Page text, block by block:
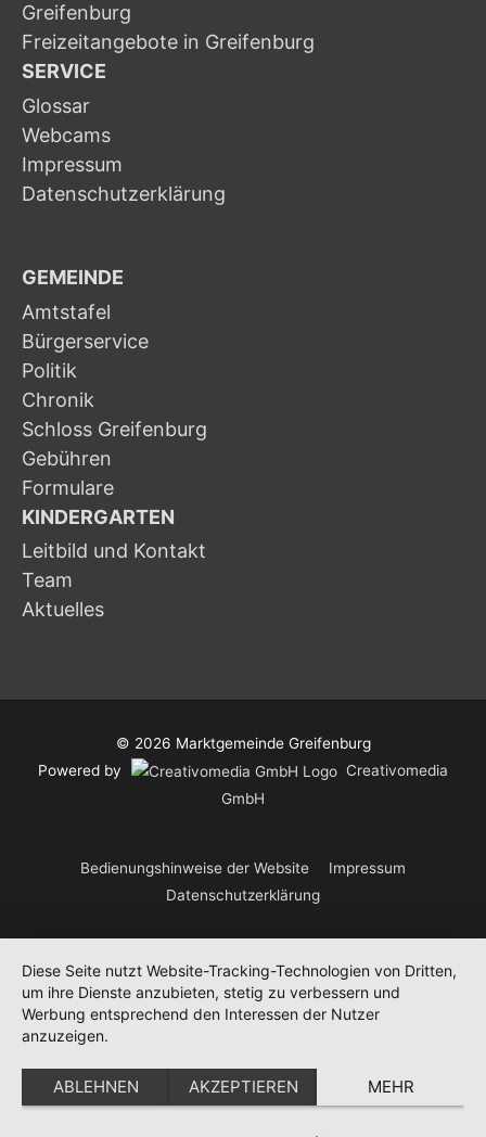
Greifenburg
Freizeitangebote in Greifenburg
SERVICE
Glossar
Webcams
Impressum
Datenschutzerklärung
GEMEINDE
Amtstafel
Bürgerservice
Politik
Chronik
Schloss Greifenburg
Gebühren
Formulare
KINDERGARTEN
Leitbild und Kontakt
Team
Aktuelles
© 2026 Marktgemeinde Greifenburg
Powered by
Creativomedia
GmbH
Bedienungshinweise der Website
Impressum
Datenschutzerklärung
Diese Seite nutzt Website-Tracking-Technologien von Dritten,
um ihre Dienste anzubieten, stetig zu verbessern und
Werbung entsprechend den Interessen der Nutzer
anzuzeigen.
ABLEHNEN AKZEPTIEREN MEHR